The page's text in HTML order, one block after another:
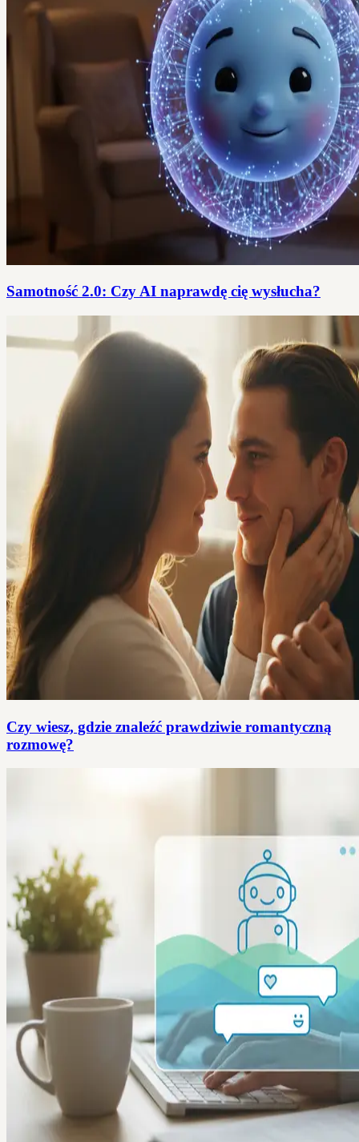
Samotność 2.0: Czy AI naprawdę cię wysłucha?
Czy wiesz, gdzie znaleźć prawdziwie romantyczną
rozmowę?